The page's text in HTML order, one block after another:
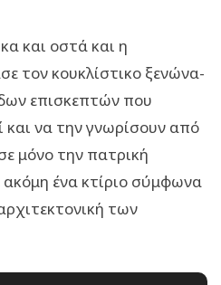
και οστά και η
τον κουκλίστικο ξενώνα-
επισκεπτών που
και να την γνωρίσουν από
μόνο την πατρική
ακόμη ένα κτίριο σύμφωνα
των